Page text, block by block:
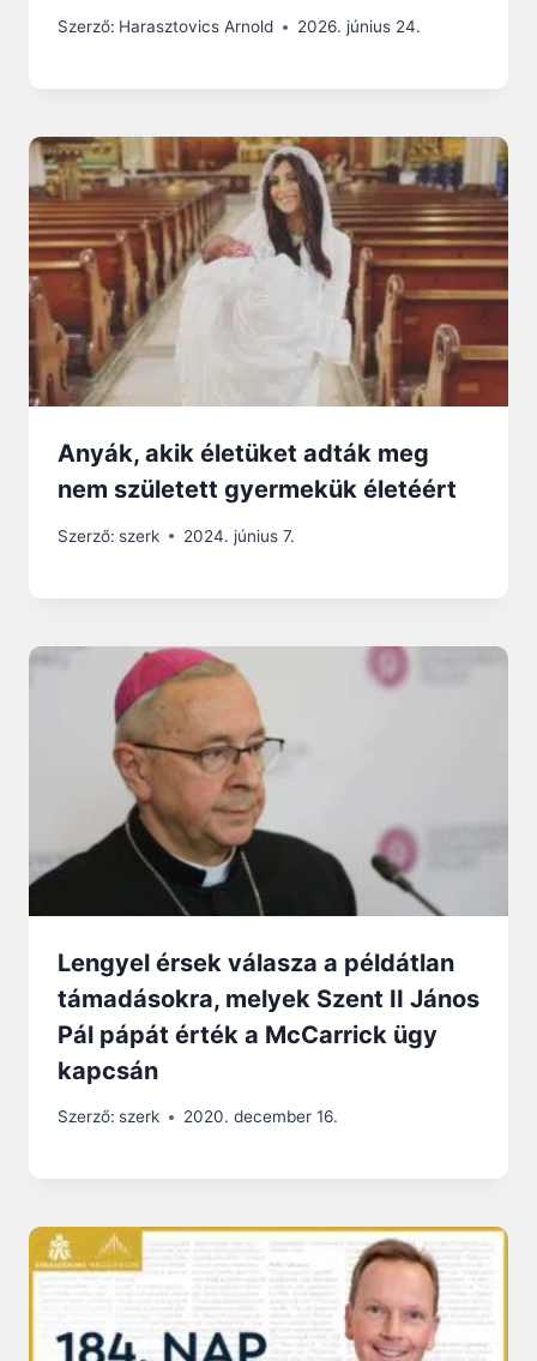
Szerző: Harasztovics Arnold 2026. június 24.
Anyák, akik életüket adták meg
nem született gyermekük életéért
Szerző: szerk 2024. június 7.
Lengyel érsek válasza a példátlan
támadásokra, melyek Szent II János
Pál pápát érték a McCarrick ügy
kapcsán
Szerző: szerk 2020. december 16.